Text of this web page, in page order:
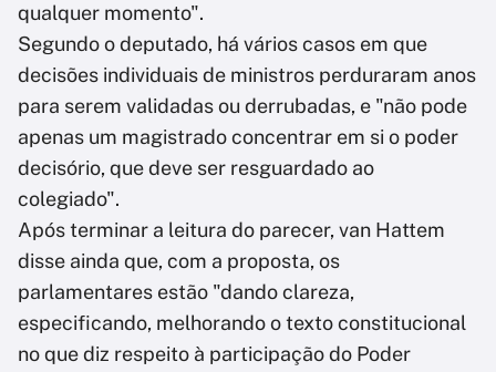
qualquer momento".
Segundo o deputado, há vários casos em que
decisões individuais de ministros perduraram anos
para serem validadas ou derrubadas, e "não pode
apenas um magistrado concentrar em si o poder
decisório, que deve ser resguardado ao
colegiado".
Após terminar a leitura do parecer, van Hattem
disse ainda que, com a proposta, os
parlamentares estão "dando clareza,
especificando, melhorando o texto constitucional
no que diz respeito à participação do Poder